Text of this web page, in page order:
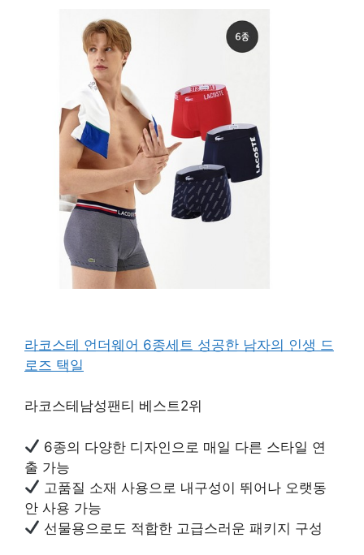
라코스테 언더웨어 6종세트 성공한 남자의 인생 드
로즈 택일
라코스테남성팬티 베스트2위
6종의 다양한 디자인으로 매일 다른 스타일 연
출 가능
고품질 소재 사용으로 내구성이 뛰어나 오랫동
안 사용 가능
선물용으로도 적합한 고급스러운 패키지 구성